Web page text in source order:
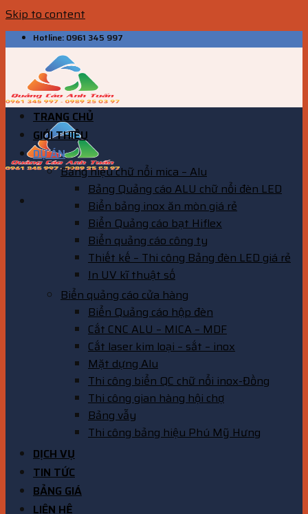
Skip to content
Hotline: 0961 345 997
TRANG CHỦ
GIỚI THIỆU
DỰ ÁN
Bảng hiệu chữ nổi mica – Alu
Bảng Quảng cáo ALU chữ nổi đèn LED
Biển bảng inox ăn mòn giá rẻ
Biển Quảng cáo bạt Hiflex
Biển quảng cáo công ty
Thiết kế – Thi công Bảng đèn LED giá rẻ
In UV kĩ thuật số
Biển quảng cáo cửa hàng
Biển Quảng cáo hộp đèn
Cắt CNC ALU – MICA – MDF
Cắt laser kim loại – sắt – inox
Mặt dựng Alu
Thi công biển QC chữ nổi inox-Đồng
Thi công gian hàng hội chợ
Bảng vẫy
Thi công bảng hiệu Phú Mỹ Hưng
DỊCH VỤ
TIN TỨC
BẢNG GIÁ
LIÊN HỆ